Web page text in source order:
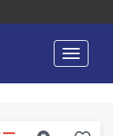
Menu